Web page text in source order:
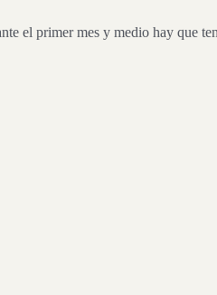
el primer mes y medio hay que